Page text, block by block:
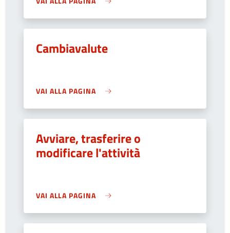
Cambiavalute
VAI ALLA PAGINA
Avviare, trasferire o
modificare l'attività
VAI ALLA PAGINA